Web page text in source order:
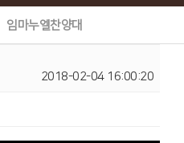
임마누엘찬양대
2018-02-04 16:00:20